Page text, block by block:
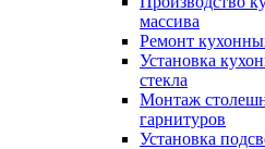
массива
Ремонт
Установка
стекла
Монтаж
гарнитуров
Установка